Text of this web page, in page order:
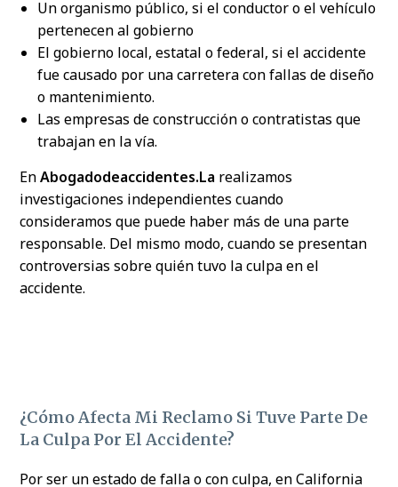
Un organismo público, si el conductor o el vehículo
pertenecen al gobierno
El gobierno local, estatal o federal, si el accidente
fue causado por una carretera con fallas de diseño
o mantenimiento.
Las empresas de construcción o contratistas que
trabajan en la vía.
EnAbogadodeaccidentes.La realizamos
investigaciones independientes cuando
consideramos que puede haber más de una parte
responsable. Del mismo modo, cuando se presentan
controversias sobre quién tuvo la culpa en el
accidente.
¿Cómo Afecta Mi Reclamo Si Tuve Parte De
La Culpa Por El Accidente?
Por ser un estado de falla o con culpa, en California